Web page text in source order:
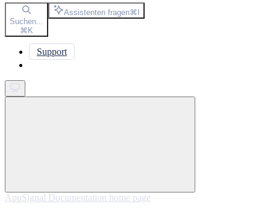
Suchen...
⌘K
Assistenten fragen⌘I
Support
AppSignal Documentation home page